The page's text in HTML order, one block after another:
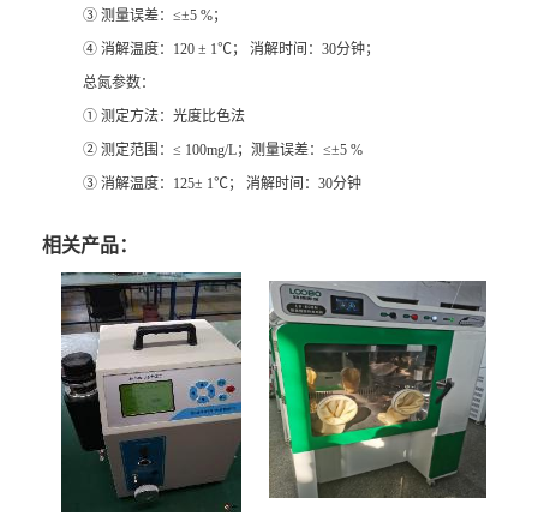
③ 测量误差：≤±5 %；
④ 消解温度：120 ± 1℃； 消解时间：30分钟；
总氮参数：
① 测定方法：光度比色法
② 测定范围：≤ 100mg/L；测量误差：≤±5 %
③ 消解温度：125± 1℃； 消解时间：30分钟
相关产品：